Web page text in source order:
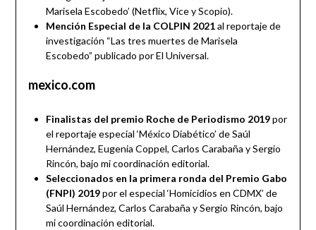
Marisela Escobedo’ (Netflix, Vice y Scopio).
Mención Especial de la COLPIN 2021al reportaje de
investigación “Las tres muertes de Marisela
Escobedo” publicado por El Universal.
mexico.com
Finalistas del premio Roche de Periodismo 2019por
el reportaje especial ‘México Diabético’ de Saúl
Hernández, Eugenia Coppel, Carlos Carabaña y Sergio
Rincón, bajo mi coordinación editorial.
Seleccionados en la primera ronda del Premio Gabo
(FNPI) 2019por el especial ‘Homicidios en CDMX’ de
Saúl Hernández, Carlos Carabaña y Sergio Rincón, bajo
mi coordinación editorial.